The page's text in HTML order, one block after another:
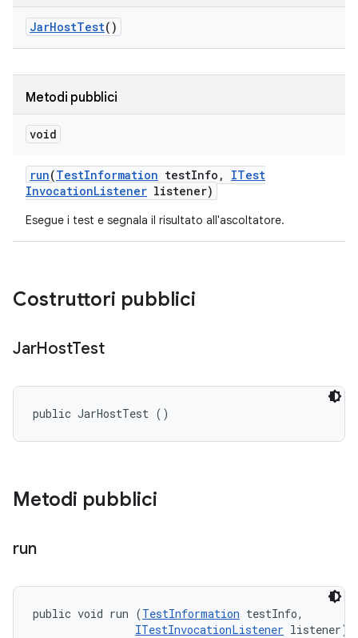
JarHostTest()
Metodi pubblici
void
run(TestInformation testInfo ,
ITest
InvocationListener listener)
Esegue i test e segnala il risultato all'ascoltatore.
Costruttori pubblici
JarHostTest
public JarHostTest ()
Metodi pubblici
run
public void run (TestInformation testInfo,
ITestInvocationListener listener)